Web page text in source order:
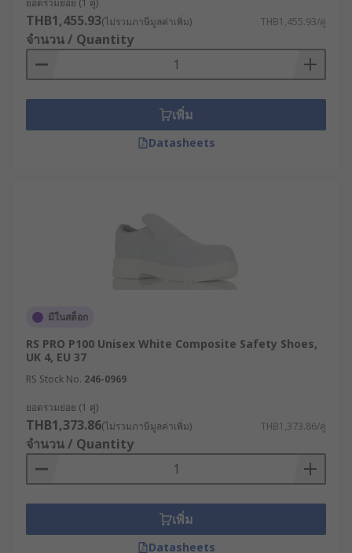
ยอดรวมย่อย (1 คู่)
THB1,455.93(ไม่รวมภาษีมูลค่าเพิ่ม) THB1,455.93/คู่
จำนวน / Quantity
เพิ่ม
Datasheets
มีในสต็อก
RS PRO P100 Unisex White Composite Safety Shoes,
UK 4, EU 37
RS Stock No. 246-0969
ยอดรวมย่อย (1 คู่)
THB1,373.86(ไม่รวมภาษีมูลค่าเพิ่ม) THB1,373.86/คู่
จำนวน / Quantity
เพิ่ม
Datasheets